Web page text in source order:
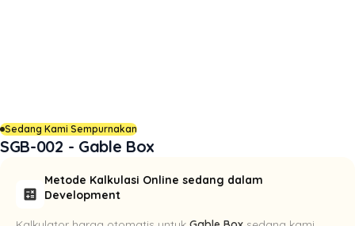
Sedang Kami Sempurnakan
SGB-002 - Gable Box
calculate
Metode Kalkulasi Online sedang dalam
Development